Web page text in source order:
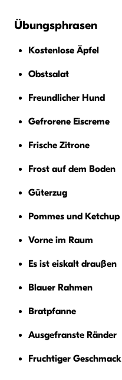
Übungsphrasen
Kostenlose Äpfel
Obstsalat
Freundlicher Hund
Gefrorene Eiscreme
Frische Zitrone
Frost auf dem Boden
Güterzug
Pommes und Ketchup
Vorne im Raum
Es ist eiskalt draußen
Blauer Rahmen
Bratpfanne
Ausgefranste Ränder
Fruchtiger Geschmack